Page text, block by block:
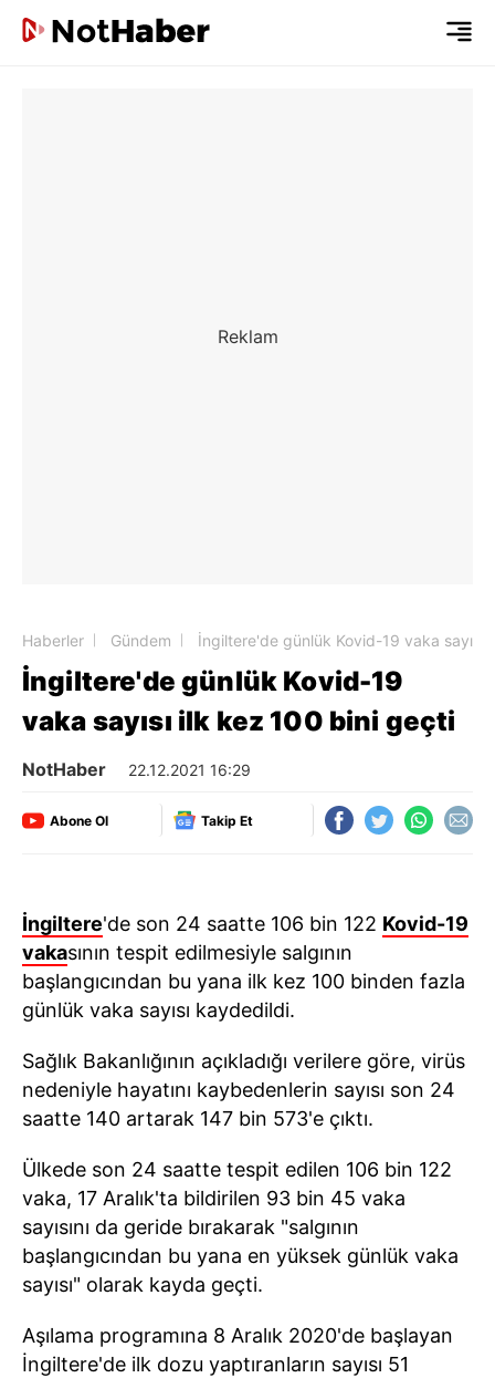
Haberler Gündem İngiltere'de günlük Kovid-19 vaka
İngiltere'de günlük Kovid-19
vaka sayısı ilk kez 100 bini geçti
NotHaber 22.12.2021 16:29
Abone Ol Takip Et
İngiltere'de son 24 saatte 106 bin 122 Kovid-19
vakasının tespit edilmesiyle salgının
başlangıcından bu yana ilk kez 100 binden fazla
günlük vaka sayısı kaydedildi.
Sağlık Bakanlığının açıkladığı verilere göre, virüs
nedeniyle hayatını kaybedenlerin sayısı son 24
saatte 140 artarak 147 bin 573'e çıktı.
Ülkede son 24 saatte tespit edilen 106 bin 122
vaka, 17 Aralık'ta bildirilen 93 bin 45 vaka
sayısını da geride bırakarak "salgının
başlangıcından bu yana en yüksek günlük vaka
sayısı" olarak kayda geçti.
Aşılama programına 8 Aralık 2020'de başlayan
İngiltere'de ilk dozu yaptıranların sayısı 51